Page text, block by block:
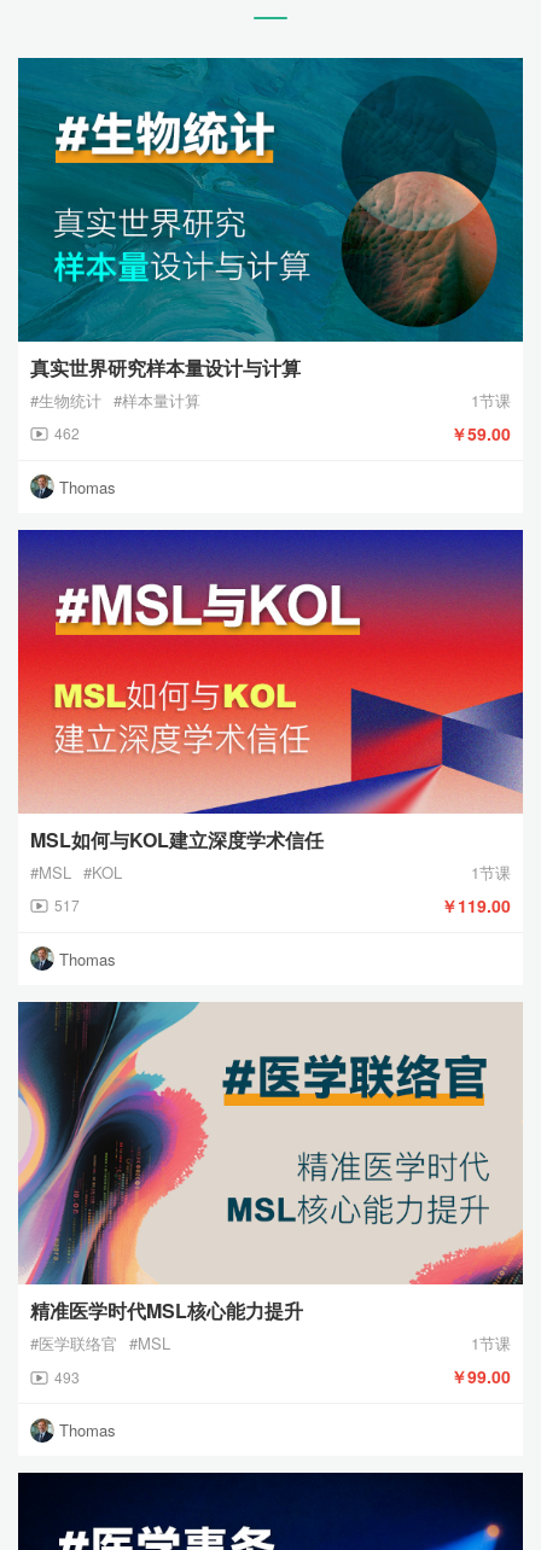
真实世界研究样本量设计与计算
#生物统计 #样本量计算 1节课
462 ￥59.00
Thomas
MSL如何与KOL建立深度学术信任
#MSL #KOL 1节课
517 ￥119.00
Thomas
精准医学时代MSL核心能力提升
#医学联络官 #MSL 1节课
493 ￥99.00
Thomas